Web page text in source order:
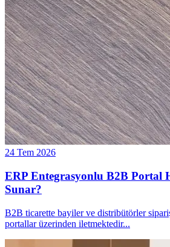
24 Tem 2026
ERP Entegrasyonlu B2B Portal
Sunar?
B2B ticarette bayiler ve distribütörler
portallar üzerinden iletmektedir...